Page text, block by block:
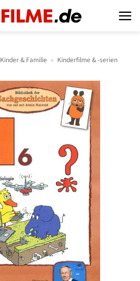
Kinder & Familie » Kinderfilme & -serien